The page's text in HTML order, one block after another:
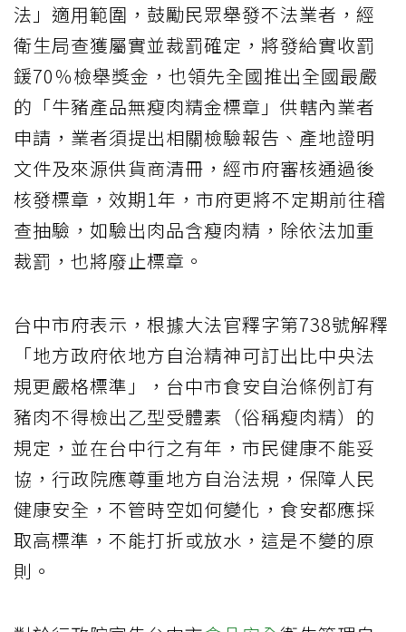
法」適用範圍，鼓勵民眾舉發不法業者，經
衛生局查獲屬實並裁罰確定，將發給實收罰
鍰70％檢舉獎金，也領先全國推出全國最嚴
的「牛豬產品無瘦肉精金標章」供轄內業者
申請，業者須提出相關檢驗報告、產地證明
文件及來源供貨商清冊，經市府審核通過後
核發標章，效期1年，市府更將不定期前往稽
查抽驗，如驗出肉品含瘦肉精，除依法加重
裁罰，也將廢止標章。
台中市府表示，根據大法官釋字第738號解釋
「地方政府依地方自治精神可訂出比中央法
規更嚴格標準」，台中市食安自治條例訂有
豬肉不得檢出乙型受體素（俗稱瘦肉精）的
規定，並在台中行之有年，市民健康不能妥
協，行政院應尊重地方自治法規，保障人民
健康安全，不管時空如何變化，食安都應採
取高標準，不能打折或放水，這是不變的原
則。